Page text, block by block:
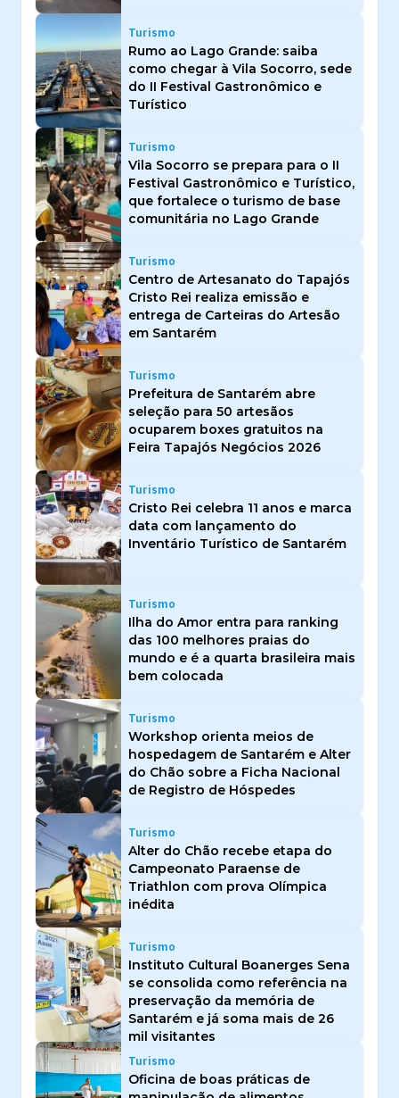
Turismo
Rumo ao Lago Grande: saiba
como chegar à Vila Socorro, sede
do II Festival Gastronômico e
Turístico
Turismo
Vila Socorro se prepara para o II
Festival Gastronômico e Turístico,
que fortalece o turismo de base
comunitária no Lago Grande
Turismo
Centro de Artesanato do Tapajós
Cristo Rei realiza emissão e
entrega de Carteiras do Artesão
em Santarém
Turismo
Prefeitura de Santarém abre
seleção para 50 artesãos
ocuparem boxes gratuitos na
Feira Tapajós Negócios 2026
Turismo
Cristo Rei celebra 11 anos e marca
data com lançamento do
Inventário Turístico de Santarém
Turismo
Ilha do Amor entra para ranking
das 100 melhores praias do
mundo e é a quarta brasileira mais
bem colocada
Turismo
Workshop orienta meios de
hospedagem de Santarém e Alter
do Chão sobre a Ficha Nacional
de Registro de Hóspedes
Turismo
Alter do Chão recebe etapa do
Campeonato Paraense de
Triathlon com prova Olímpica
inédita
Turismo
Instituto Cultural Boanerges Sena
se consolida como referência na
preservação da memória de
Santarém e já soma mais de 26
mil visitantes
Turismo
Oficina de boas práticas de